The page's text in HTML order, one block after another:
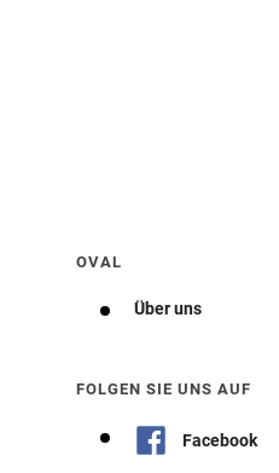
OVAL
Über uns
FOLGEN SIE UNS AUF
Facebook